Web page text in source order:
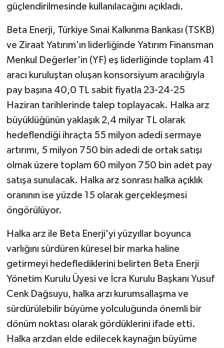
güçlendirilmesinde kullanılacağını açıkladı.
Beta Enerji, Türkiye Sınai Kalkınma Bankası (TSKB)
ve Ziraat Yatırım'ın liderliğinde Yatırım Finansman
Menkul Değerler'in (YF) eş liderliğinde toplam 41
aracı kuruluştan oluşan konsorsiyum aracılığıyla
pay başına 40,0 TL sabit fiyatla 23-24-25
Haziran tarihlerinde talep toplayacak. Halka arz
büyüklüğünün yaklaşık 2,4 milyar TL olarak
hedeflendiği ihraçta 55 milyon adedi sermaye
artırımı, 5 milyon 750 bin adedi de ortak satışı
olmak üzere toplam 60 milyon 750 bin adet pay
satışa sunulacak. Halka arz sonrası halka açıklık
oranının ise yüzde 15 olarak gerçekleşmesi
öngörülüyor.
Halka arz ile Beta Enerji'yi yüzyıllar boyunca
varlığını sürdüren küresel bir marka haline
getirmeyi hedeflediklerini belirten Beta Enerji
Yönetim Kurulu Üyesi ve İcra Kurulu Başkanı Yusuf
Cenk Dağsuyu, halka arzı kurumsallaşma ve
sürdürülebilir büyüme yolculuğunda önemli bir
dönüm noktası olarak gördüklerini ifade etti.
Halka arzdan elde edilecek kaynağın büyüme